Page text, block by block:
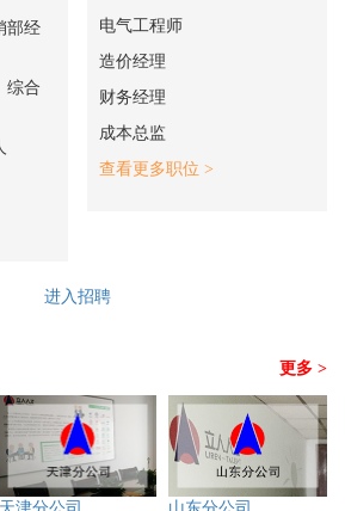
部经
综合
电气工程师
造价经理
财务经理
成本总监
查看更多职位 >
进入招聘
更多 >